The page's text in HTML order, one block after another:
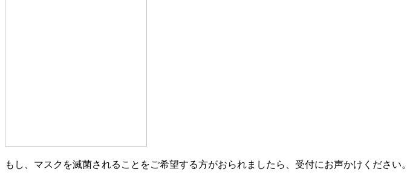
もし、マスクを滅菌されることをご希望する方がおられましたら、受付にお声かけください。